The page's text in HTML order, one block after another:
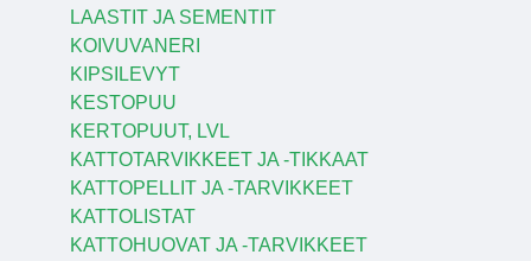
LAASTIT JA SEMENTIT
KOIVUVANERI
KIPSILEVYT
KESTOPUU
KERTOPUUT, LVL
KATTOTARVIKKEET JA -TIKKAAT
KATTOPELLIT JA -TARVIKKEET
KATTOLISTAT
KATTOHUOVAT JA -TARVIKKEET